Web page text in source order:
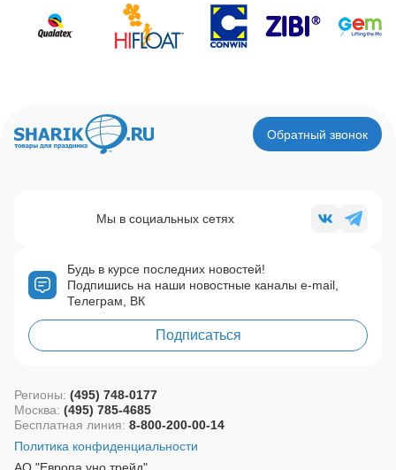
Обратный звонок
Будь в курсе последних новостей!
Подпишись на наши новостные каналы e-mail,
Телеграм, ВК
Подписаться
Мы в социальных сетях
Регионы: (495) 748-0177
Москва: (495) 785-4685
Бесплатная линия: 8-800-200-00-14
Политика конфиденциальности